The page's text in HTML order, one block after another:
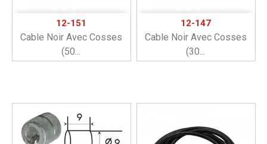
12-151
Cable Noir Avec Cosses
(50...
12-147
Cable Noir Avec Cosses
(30...